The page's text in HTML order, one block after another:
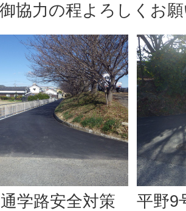
協力の程よろしくお
学路安全対策
平野9